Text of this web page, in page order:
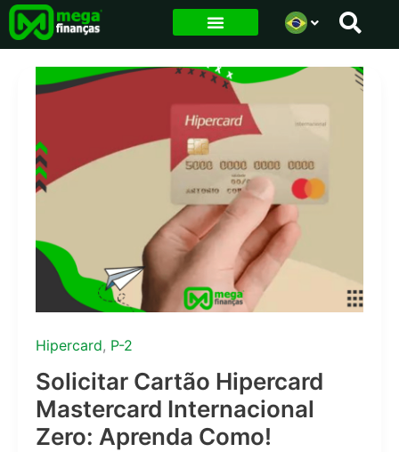
para
conteúdo
Hipercard, P-2
Solicitar Cartão Hipercard
Mastercard Internacional
Zero: Aprenda Como!